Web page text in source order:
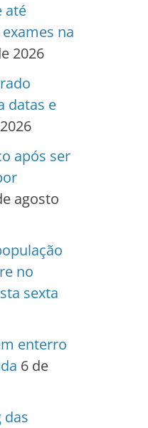
até
na
2026
datas e
após ser
agosto
no
sexta
enterro
6 de
das